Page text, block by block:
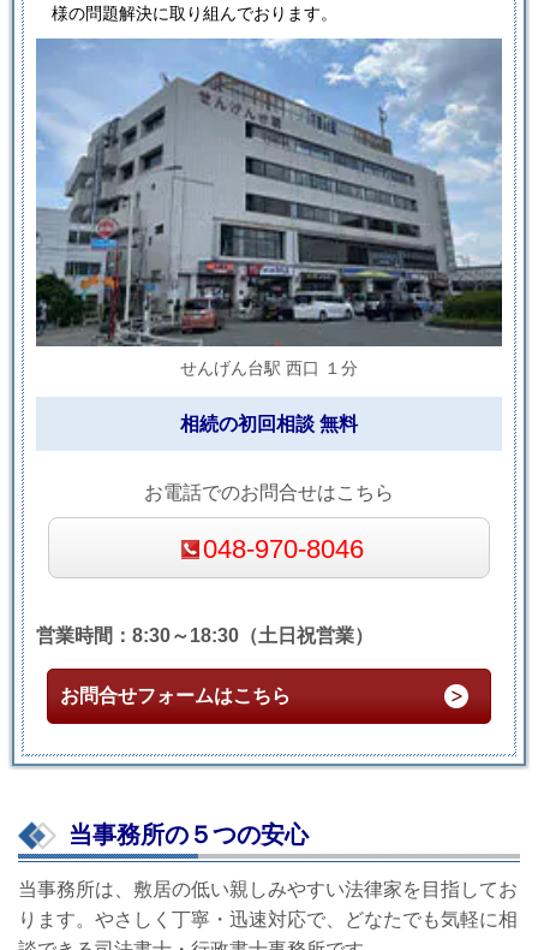
様の問題解決に取り組んでおります。
せんげん台駅 西口 １分
相続の初回相談 無料
お電話でのお問合せはこちら
048-970-8046
営業時間：8:30～18:30（土日祝営業）
お問合せフォームはこちら
当事務所の５つの安心
当事務所は、敷居の低い親しみやすい法律家を目指してお
ります。やさしく丁寧・迅速対応で、どなたでも気軽に相